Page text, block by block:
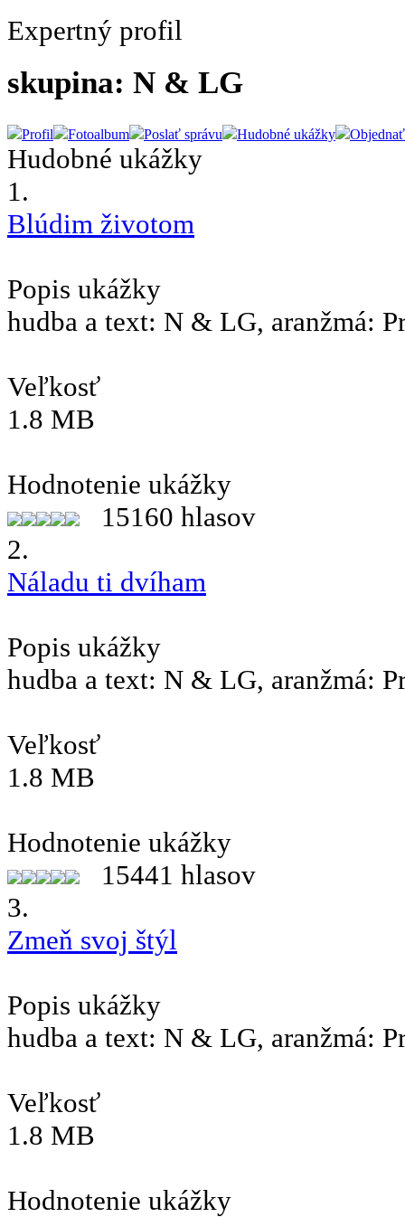
Expertný profil
skupina: N & LG
Profil Fotoalbum Poslať správu Hudobné ukážky Objednať
Hudobné ukážky
1.
Blúdim životom
Popis ukážky
hudba a text: N & LG, aranžmá:
Veľkosť
1.8 MB
Hodnotenie ukážky
15160 hlasov
2.
Náladu ti dvíham
Popis ukážky
hudba a text: N & LG, aranžmá:
Veľkosť
1.8 MB
Hodnotenie ukážky
15441 hlasov
3.
Zmeň svoj štýl
Popis ukážky
hudba a text: N & LG, aranžmá:
Veľkosť
1.8 MB
Hodnotenie ukážky